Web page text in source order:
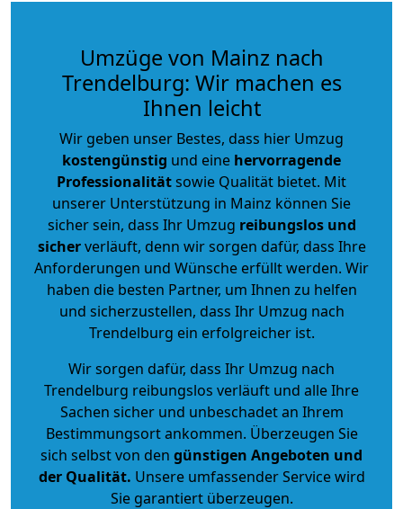
Umzüge von Mainz nach
Trendelburg: Wir machen es
Ihnen leicht
Wir geben unser Bestes, dass hier Umzug
kostengünstig und eine hervorragende
Professionalitätsowie Qualität bietet. Mit
unserer Unterstützung in Mainz können Sie
sicher sein, dass Ihr Umzug reibungslos und
sicherverläuft, denn wir sorgen dafür, dass Ihre
Anforderungen und Wünsche erfüllt werden. Wir
haben die besten Partner, um Ihnen zu helfen
und sicherzustellen, dass Ihr Umzug nach
Trendelburg ein erfolgreicher ist.
Wir sorgen dafür, dass Ihr Umzug nach
Trendelburg reibungslos verläuft und alle Ihre
Sachen sicher und unbeschadet an Ihrem
Bestimmungsort ankommen. Überzeugen Sie
sich selbst von den günstigen Angeboten und
der Qualität. Unsere umfassender Service wird
Sie garantiert überzeugen.